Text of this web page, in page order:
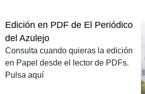
Edición en PDF de El Periódico
del Azulejo
Consulta cuando quieras la edición
en Papel desde el lector de PDFs.
Pulsa aquí